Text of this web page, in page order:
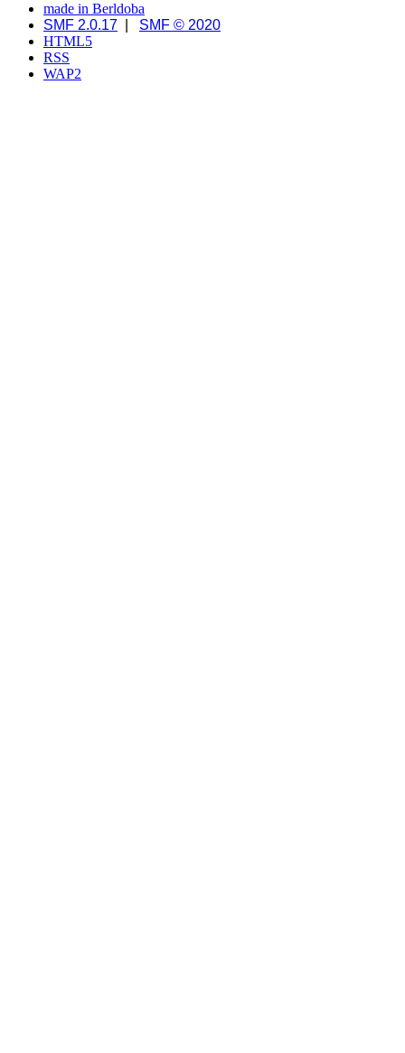
made in Berldoba
SMF 2.0.17
SMF © 2020
HTML5
RSS
WAP2